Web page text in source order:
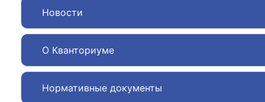
Новости
О Кванториуме
Нормативные документы